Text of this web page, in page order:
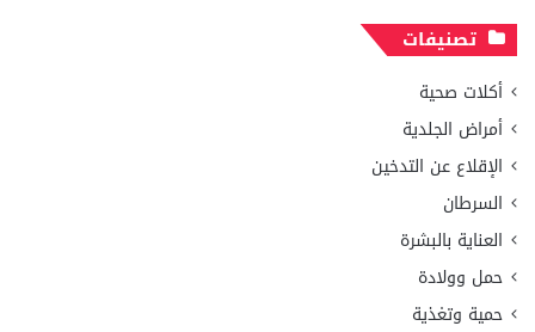
تصنيفات
أكلات صحية
أمراض الجلدية
الإقلاع عن التدخين
السرطان
العناية بالبشرة
حمل وولادة
حمية وتغذية